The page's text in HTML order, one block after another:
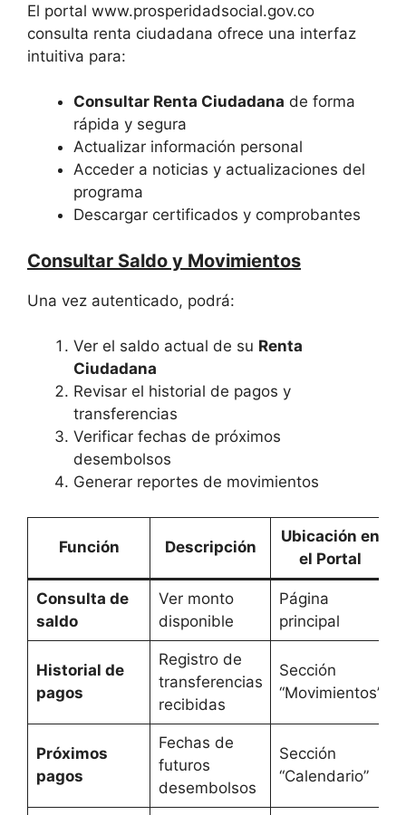
El portal www.prosperidadsocial.gov.co
consulta renta ciudadana ofrece una interfaz
intuitiva para:
Consultar Renta Ciudadana de forma
rápida y segura
Actualizar información personal
Acceder a noticias y actualizaciones del
programa
Descargar certificados y comprobantes
Consultar Saldo y Movimientos
Una vez autenticado, podrá:
Ver el saldo actual de su Renta
Ciudadana
Revisar el historial de pagos y
transferencias
Verificar fechas de próximos
desembolsos
Generar reportes de movimientos
Función Descripción
Ubicación en
el Portal
Consulta de
saldo
Ver monto
disponible
Página
principal
Historial de
pagos
Registro de
transferencias
recibidas
Sección
“Movimientos”
Próximos
pagos
Fechas de
futuros
desembolsos
Sección
“Calendario”